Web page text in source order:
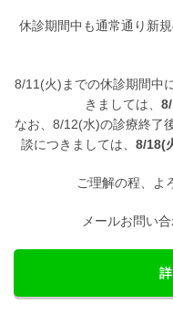
休診期間中も通常通り新
8/11(火)までの休診期間中
きましては、
なお、8/12(水)の診療終了
談につきましては、 8/18(
ご理解の程、よ
メールお問い